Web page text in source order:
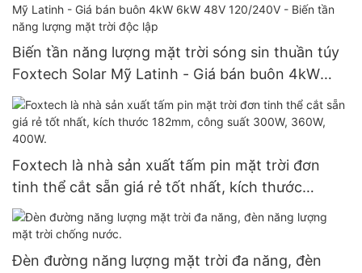
Biến tần năng lượng mặt trời sóng sin thuần túy
Foxtech Solar Mỹ Latinh - Giá bán buôn 4kW
6kW 48V 120/240V - Biến tần năng lượng mặt
trời độc lập
Foxtech là nhà sản xuất tấm pin mặt trời đơn
tinh thể cắt sẵn giá rẻ tốt nhất, kích thước
182mm, công suất 300W, 360W, 400W.
Đèn đường năng lượng mặt trời đa năng, đèn